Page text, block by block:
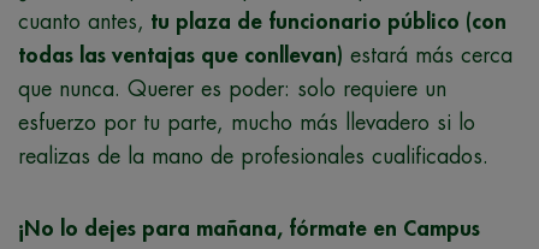
cuanto antes,
tu plaza de funcionario público (con
todas las ventajas que conllevan) estará más cerca
que nunca. Querer es poder: solo requiere un
esfuerzo por tu parte, mucho más llevadero si lo
realizas de la mano de profesionales cualificados.
¡No lo dejes para mañana, fórmate en Campus